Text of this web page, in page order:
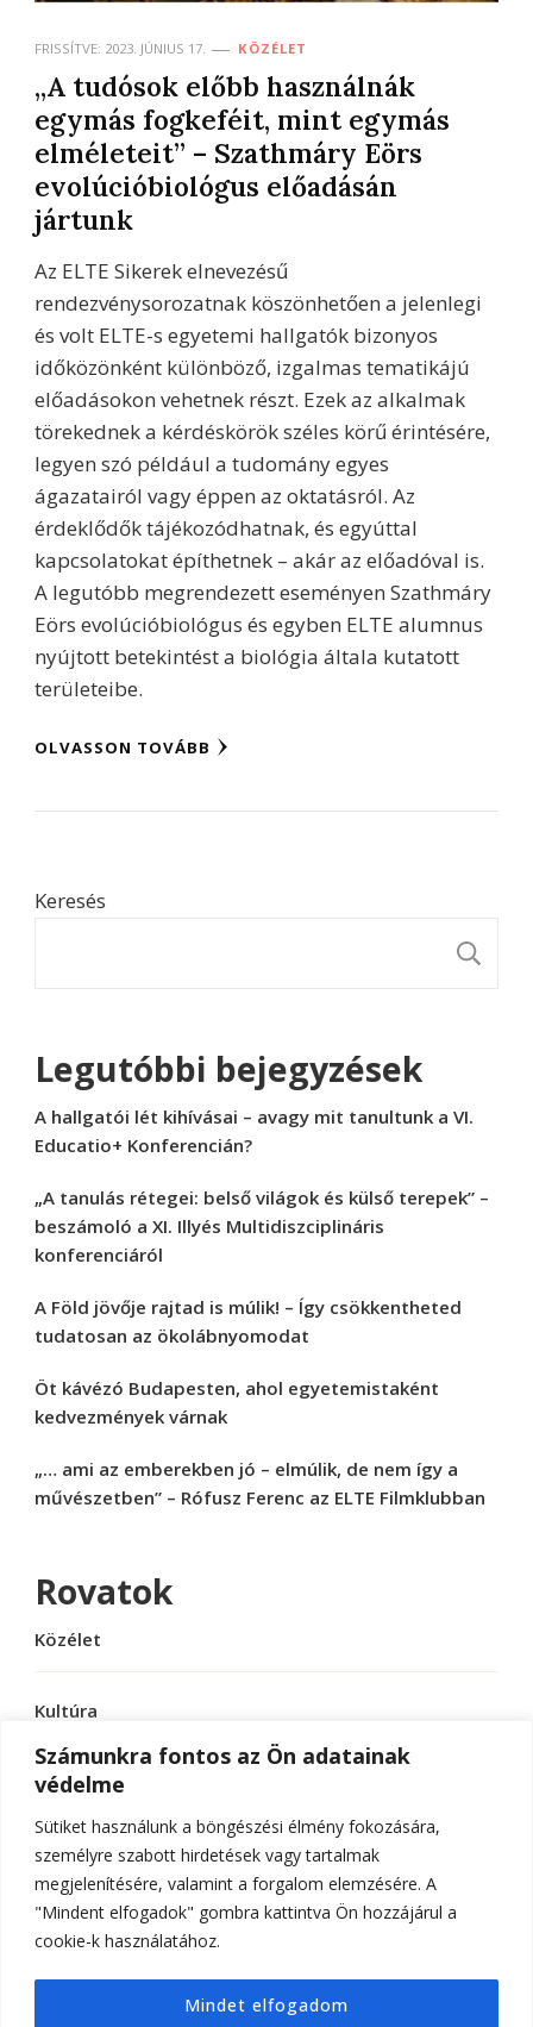
Számunkra fontos az Ön adatainak
védelme
Sütiket használunk a böngészési élmény fokozására,
személyre szabott hirdetések vagy tartalmak
megjelenítésére, valamint a forgalom elemzésére. A
"Mindent elfogadok" gombra kattintva Ön hozzájárul a
cookie-k használatához.
Mindet elfogadom
FRISSÍTVE: 2023. JÚNIUS 17. KÖZÉLET
„A tudósok előbb használnák
egymás fogkeféit, mint egymás
elméleteit” – Szathmáry Eörs
evolúcióbiológus előadásán
jártunk
Az ELTE Sikerek elnevezésű
rendezvénysorozatnak köszönhetően a jelenlegi
és volt ELTE-s egyetemi hallgatók bizonyos
időközönként különböző, izgalmas tematikájú
előadásokon vehetnek részt. Ezek az alkalmak
törekednek a kérdéskörök széles körű érintésére,
legyen szó például a tudomány egyes
ágazatairól vagy éppen az oktatásról. Az
érdeklődők tájékozódhatnak, és egyúttal
kapcsolatokat építhetnek – akár az előadóval is.
A legutóbb megrendezett eseményen Szathmáry
Eörs evolúcióbiológus és egyben ELTE alumnus
nyújtott betekintést a biológia általa kutatott
területeibe.
OLVASSON TOVÁBB
Keresés
Legutóbbi bejegyzések
A hallgatói lét kihívásai – avagy mit tanultunk a VI.
Educatio+ Konferencián?
„A tanulás rétegei: belső világok és külső terepek” –
beszámoló a XI. Illyés Multidiszciplináris
konferenciáról
A Föld jövője rajtad is múlik! – Így csökkentheted
tudatosan az ökolábnyomodat
Öt kávézó Budapesten, ahol egyetemistaként
kedvezmények várnak
„… ami az emberekben jó – elmúlik, de nem így a
művészetben” – Rófusz Ferenc az ELTE Filmklubban
Rovatok
Közélet
Kultúra
Sport
Tudomány
© Szerzői jog 2026ELTE Online